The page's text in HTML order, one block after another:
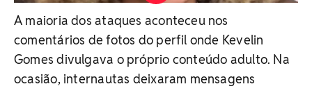
A maioria dos ataques aconteceu nos
comentários de fotos do perfil onde Kevelin
Gomes divulgava o próprio conteúdo adulto. Na
ocasião, internautas deixaram mensagens